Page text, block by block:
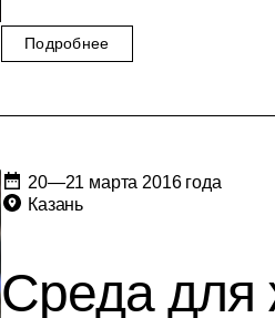
Подробнее
20—21 марта 2016 года
Казань
Среда для